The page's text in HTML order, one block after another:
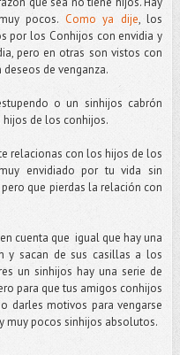
pocos. Como ya dije, los
por los Conhijos con envidia y
pero en otras son vistos con
de venganza.
o un sinhijos cabrón
de los conhijos.
relacionas con los hijos de los
envidiado por tu vida sin
que pierdas la relación con
cuenta que igual que hay una
y sacan de sus casillas a los
un sinhijos hay una serie de
para que tus amigos conhijos
darles motivos para vengarse
muy pocos sinhijos absolutos.